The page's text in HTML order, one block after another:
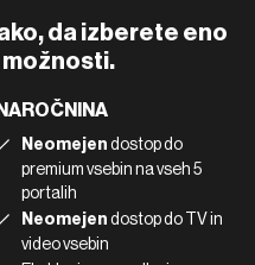
da izberete eno
Neomejendostop do
premium vsebin na vseh 5
portalih
Neomejendostop do TV in
video vsebin
Reserved. BLOOMBERG and
trademarks and service marks of